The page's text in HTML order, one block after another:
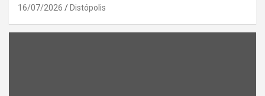
16/07/2026 Distópolis